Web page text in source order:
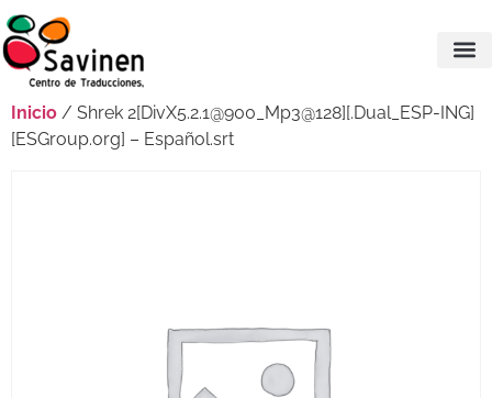
Inicio / Shrek 2[DivX5.2.1@900_Mp3@128][.Dual_ESP-ING]
[ESGroup.org] – Español.srt